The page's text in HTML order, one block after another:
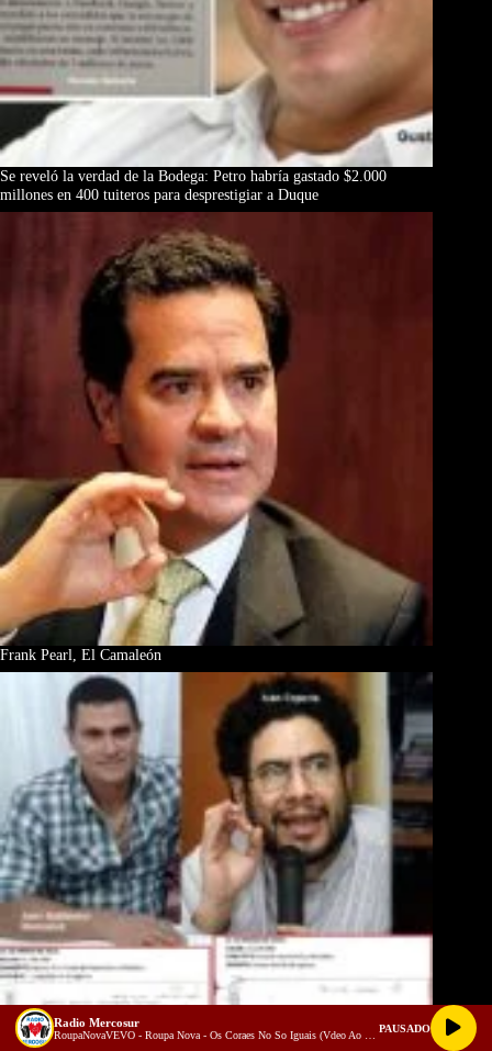
Se reveló la verdad de la Bodega: Petro habría gastado $2.000
millones en 400 tuiteros para desprestigiar a Duque
Frank Pearl, El Camaleón
Radio Mercosur PAUSADO